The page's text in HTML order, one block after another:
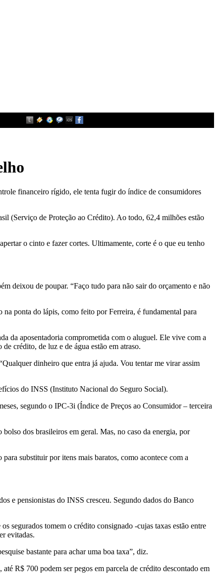
financeiro rígido, ele tenta fugir do índice de consumidores
(Serviço de Proteção ao Crédito). Ao todo, 62,4 milhões estão
o cinto e fazer cortes. Ultimamente, corte é o que eu tenho
deixou de poupar. “Faço tudo para não sair do orçamento e não
ponta do lápis, como feito por Ferreira, é fundamental para
da aposentadoria comprometida com o aluguel. Ele vive com a
crédito, de luz e de água estão em atraso.
dinheiro que entra já ajuda. Vou tentar me virar assim
do INSS (Instituto Nacional do Seguro Social).
segundo o IPC-3i (Índice de Preços ao Consumidor – terceira
dos brasileiros em geral. Mas, no caso da energia, por
substituir por itens mais baratos, como acontece com a
e pensionistas do INSS cresceu. Segundo dados do Banco
segurados tomem o crédito consignado -cujas taxas estão entre
evitadas.
bastante para achar uma boa taxa”, diz.
R$ 700 podem ser pegos em parcela de crédito descontado em